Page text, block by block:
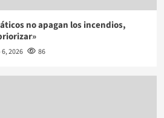
no apagan los incendios,
2026 86